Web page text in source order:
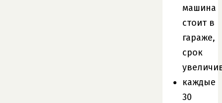
машина
стоит в
гараже,
срок
каждые
30